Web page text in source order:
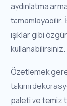
aydınlatma
tamamlayabilir.
ışıklar gibi
kullanabilirsiniz.
Özetlemek
takımı
paleti ve temiz